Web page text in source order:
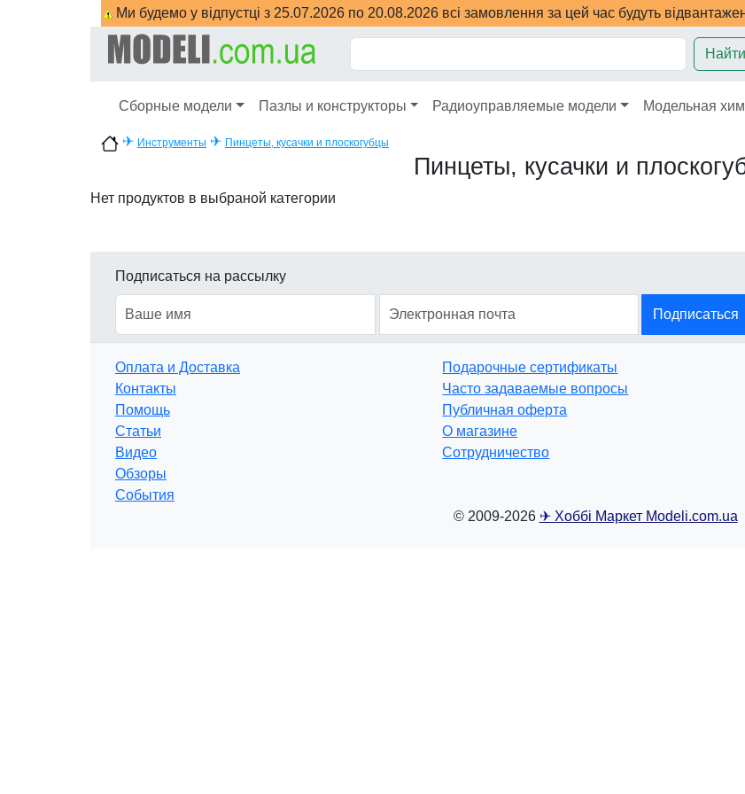
Ми будемо у відпустці з 25.07.2026 по 20.08.2026 всі замовлення за цей час будуть
Найти
Сборные модели Пазлы и конструкторы Радиоуправляемые модели Модельная
✈ Инструменты ✈ Пинцеты, кусачки и плоскогубцы
Пинцеты, кусачки и
Нет продуктов в выбраной категории
Подписаться на рассылку
Подписаться
Оплата и Доставка
Контакты
Помощь
Статьи
Видео
Обзоры
События
Подарочные сертификаты
Часто задаваемые вопросы
Публичная оферта
О магазине
Сотрудничество
© 2009-2026 ✈ Хоббі Маркет Modeli.com.ua